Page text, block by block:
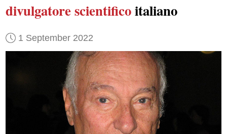
divulgatore scientificoitaliano
1 September 2022